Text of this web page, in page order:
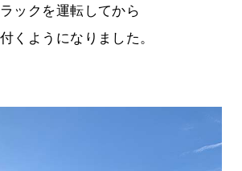
ックを運転してから
くようになりました。